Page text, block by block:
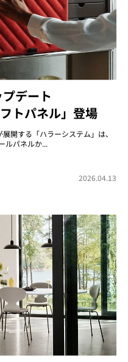
デート
トパネル」登場
開する「ハラーシステム」は、
ルパネルか...
2026.04.13